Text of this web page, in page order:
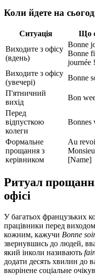
Коли йдете на
Ситуація Що
Виходите з офісу
(вдень)
Bonne
Bonne
journée !
Виходите з офісу
(увечері)
Bonne
П'ятничний
вихід
Bon
Перед
відпусткою
колеги
Bonnes
Формальне
прощання з
керівником
Au
[Name]
Ритуал
офісі
У багатьох французьких
працівники перед
кожним, кажучи Bonne
звернувшись до людей,
який інколи називають
додати десять хвилин до
вкорінене соціальне